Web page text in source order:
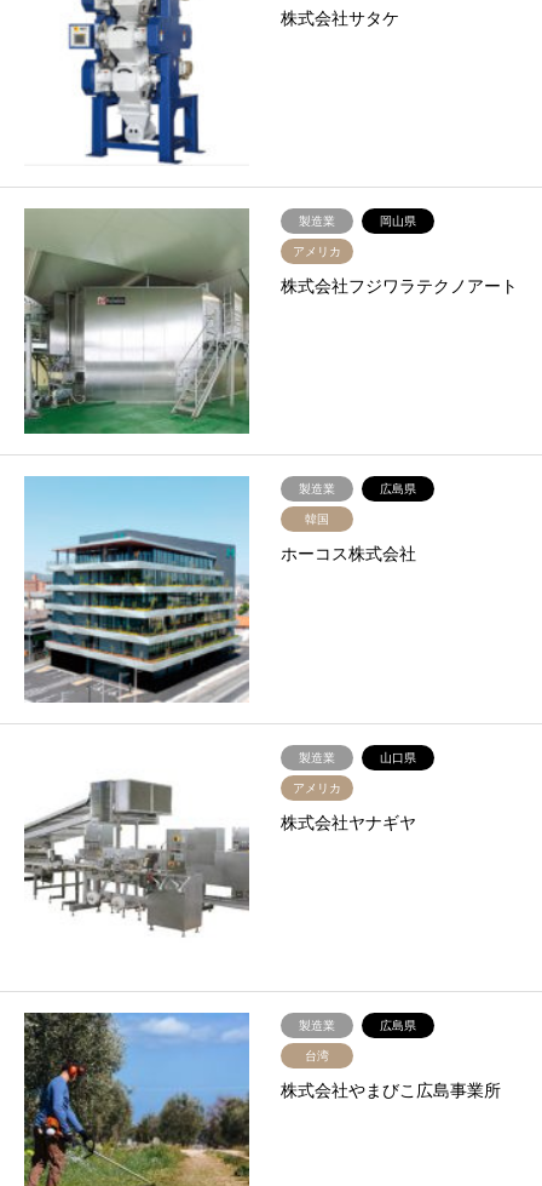
株式会社サタケ
製造業 岡山県
アメリカ
株式会社フジワラテクノアート
製造業 広島県
韓国
ホーコス株式会社
製造業 山口県
アメリカ
株式会社ヤナギヤ
製造業 広島県
台湾
株式会社やまびこ広島事業所